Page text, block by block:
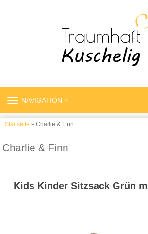
TOGGLE
NAVIGATION
Startseite » Charlie & Finn
Charlie & Finn
Kids Kinder Sitzsack Grün